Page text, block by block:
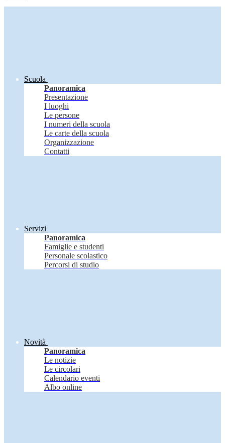
Scuola
Panoramica
Presentazione
I luoghi
Le persone
I numeri della scuola
Le carte della scuola
Organizzazione
Contatti
Servizi
Panoramica
Famiglie e studenti
Personale scolastico
Percorsi di studio
Novità
Panoramica
Le notizie
Le circolari
Calendario eventi
Albo online